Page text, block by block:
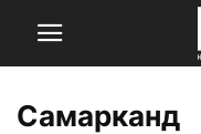
Самарканд